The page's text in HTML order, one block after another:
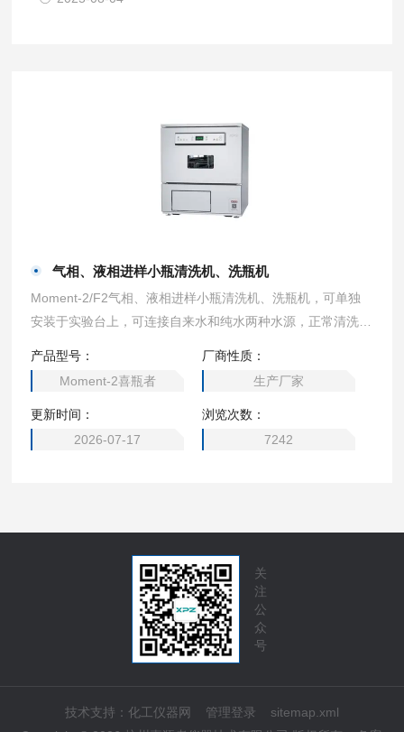
气相、液相进样小瓶清洗机、洗瓶机
Moment-2/F2气相、液相进样小瓶清洗机、洗瓶机，可单独
安装于实验台上，可连接自来水和纯水两种水源，正常清洗流
品进行漂洗，它将带给您方便快捷的清洁效果，当您对清洗器
皿有烘干要求时，请选用Moment-F2。
产品型号：
Moment-2喜瓶者
厂商性质：
生产厂家
更新时间：
2026-07-17
浏览次数：
7242
关
注
公
众
号
技术支持： 化工仪器网 管理登录
sitemap.xml